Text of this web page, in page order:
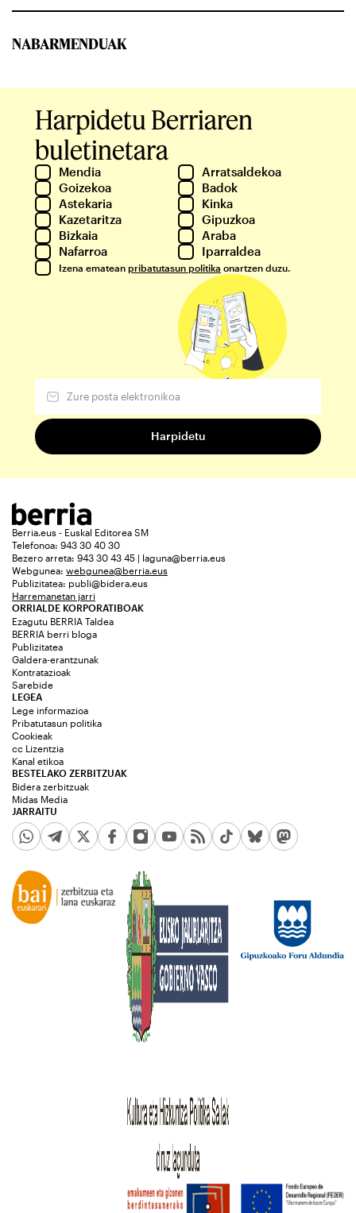
NABARMENDUAK
Harpidetu Berriaren
buletinetara
Mendia
Arratsaldekoa
Goizekoa
Badok
Astekaria
Kinka
Kazetaritza
Gipuzkoa
Bizkaia
Araba
Nafarroa
Iparraldea
Izena ematean pribatutasun politika onartzen duzu.
Berria.eus - Euskal Editorea SM
Telefonoa: 943 30 40 30
Bezero arreta: 943 30 43 45 | laguna@berria.eus
Webgunea: webgunea@berria.eus
Publizitatea: publi@bidera.eus
Harremanetan jarri
ORRIALDE KORPORATIBOAK
Ezagutu BERRIA Taldea
BERRIA berri bloga
Publizitatea
Galdera-erantzunak
Kontratazioak
Sarebide
JARRAITU
LEGEA
Lege informazioa
Pribatutasun politika
Cookieak
cc Lizentzia
Kanal etikoa
BESTELAKO ZERBITZUAK
Bidera zerbitzuak
Midas Media